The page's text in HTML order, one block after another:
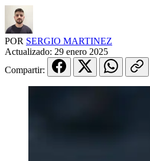
POR SERGIO MARTINEZ
Actualizado: 29 enero 2025
Compartir: